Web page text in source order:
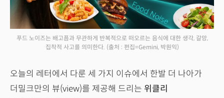
푸드 노이즈는 배고픔과 무관하게 반복적으로 떠오르는 음식에 대한 생각, 갈망,
집착적 사고를 의미한다. (출처 : 편집=Gemini, 박원익)
오늘의 레터에서 다룬 세 가지 이슈에서 한발 더 나아가
더밀크만의 뷰(view)를 제공해 드리는 위클리